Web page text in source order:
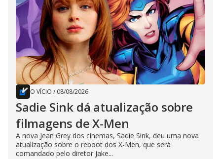
O VÍCIO / 08/08/2026
Sadie Sink dá atualização sobre
filmagens de X-Men
A nova Jean Grey dos cinemas, Sadie Sink, deu uma nova
atualização sobre o reboot dos X-Men, que será
comandado pelo diretor Jake...